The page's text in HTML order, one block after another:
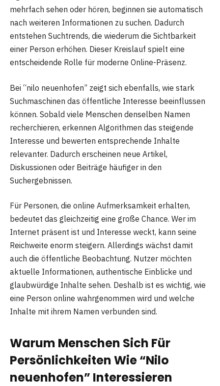
mehrfach sehen oder hören, beginnen sie automatisch
nach weiteren Informationen zu suchen. Dadurch
entstehen Suchtrends, die wiederum die Sichtbarkeit
einer Person erhöhen. Dieser Kreislauf spielt eine
entscheidende Rolle für moderne Online-Präsenz.
Bei “nilo neuenhofen” zeigt sich ebenfalls, wie stark
Suchmaschinen das öffentliche Interesse beeinflussen
können. Sobald viele Menschen denselben Namen
recherchieren, erkennen Algorithmen das steigende
Interesse und bewerten entsprechende Inhalte
relevanter. Dadurch erscheinen neue Artikel,
Diskussionen oder Beiträge häufiger in den
Suchergebnissen.
Für Personen, die online Aufmerksamkeit erhalten,
bedeutet das gleichzeitig eine große Chance. Wer im
Internet präsent ist und Interesse weckt, kann seine
Reichweite enorm steigern. Allerdings wächst damit
auch die öffentliche Beobachtung. Nutzer möchten
aktuelle Informationen, authentische Einblicke und
glaubwürdige Inhalte sehen. Deshalb ist es wichtig, wie
eine Person online wahrgenommen wird und welche
Inhalte mit ihrem Namen verbunden sind.
Warum Menschen Sich Für
Persönlichkeiten Wie “Nilo
neuenhofen” Interessieren